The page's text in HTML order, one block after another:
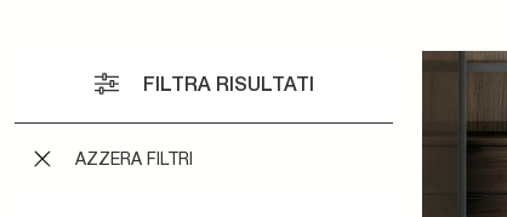
FILTRA RISULTATI
AZZERA FILTRI